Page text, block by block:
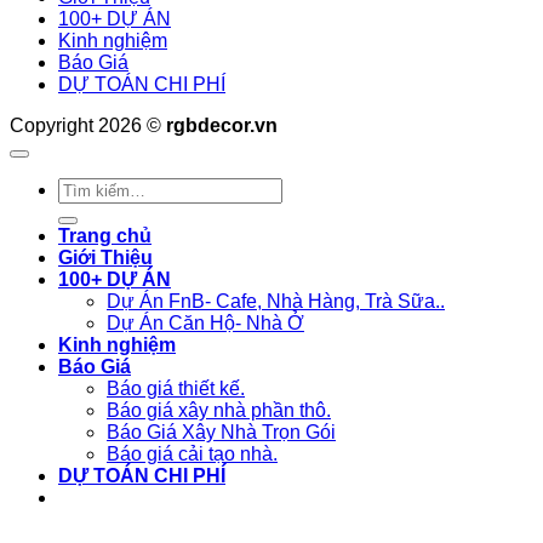
100+ DỰ ÁN
Kinh nghiệm
Báo Giá
DỰ TOÁN CHI PHÍ
Copyright 2026 © rgbdecor.vn
Tìm
kiếm:
Trang chủ
Giới Thiệu
100+ DỰ ÁN
Dự Án FnB- Cafe, Nhà Hàng, Trà Sữa..
Dự Án Căn Hộ- Nhà Ở
Kinh nghiệm
Báo Giá
Báo giá thiết kế.
Báo giá xây nhà phần thô.
Báo Giá Xây Nhà Trọn Gói
Báo giá cải tạo nhà.
DỰ TOÁN CHI PHÍ